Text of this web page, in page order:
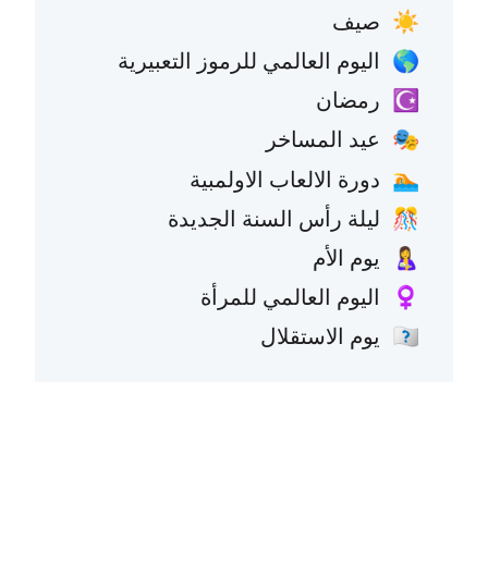
☀️ صيف
🌎 اليوم العالمي للرموز التعبيرية
☪️ رمضان
🎭 عيد المساخر
🏊 دورة الالعاب الاولمبية
🎊 ليلة رأس السنة الجديدة
🤱 يوم الأم
♀️ اليوم العالمي للمرأة
🇺🇸 يوم الاستقلال